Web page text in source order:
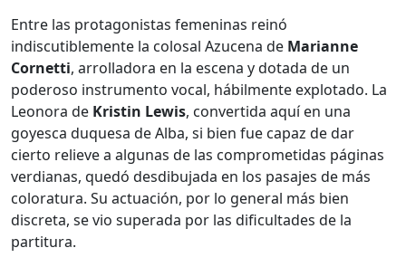
Entre las protagonistas femeninas reinó
indiscutiblemente la colosal Azucena de Marianne
Cornetti, arrolladora en la escena y dotada de un
poderoso instrumento vocal, hábilmente explotado. La
Leonora de Kristin Lewis, convertida aquí en una
goyesca duquesa de Alba, si bien fue capaz de dar
cierto relieve a algunas de las comprometidas páginas
verdianas, quedó desdibujada en los pasajes de más
coloratura. Su actuación, por lo general más bien
discreta, se vio superada por las dificultades de la
partitura.